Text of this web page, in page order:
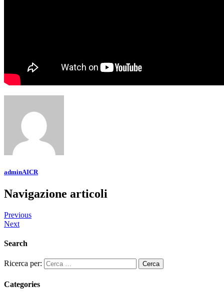
adminAICR
Navigazione articoli
Previous
Next
Search
Ricerca per:
Categories